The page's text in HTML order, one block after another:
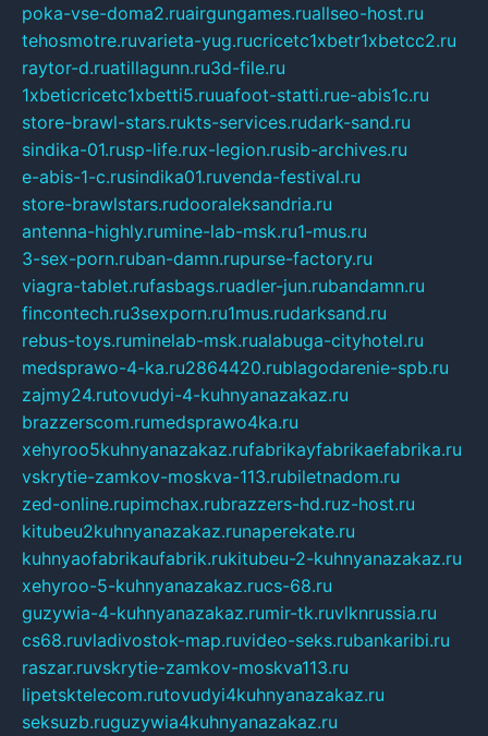
poka-vse-doma2.ruairgungames.ruallseo-host.ru
tehosmotre.ruvarieta-yug.rucricetc1xbetr1xbetcc2.ru
raytor-d.ruatillagunn.ru3d-file.ru
1xbeticricetc1xbetti5.ruuafoot-statti.rue-abis1c.ru
store-brawl-stars.rukts-services.rudark-sand.ru
sindika-01.rusp-life.rux-legion.rusib-archives.ru
e-abis-1-c.rusindika01.ruvenda-festival.ru
store-brawlstars.rudooraleksandria.ru
antenna-highly.rumine-lab-msk.ru1-mus.ru
3-sex-porn.ruban-damn.rupurse-factory.ru
viagra-tablet.rufasbags.ruadler-jun.rubandamn.ru
fincontech.ru3sexporn.ru1mus.rudarksand.ru
rebus-toys.ruminelab-msk.rualabuga-cityhotel.ru
medsprawo-4-ka.ru2864420.rublagodarenie-spb.ru
zajmy24.rutovudyi-4-kuhnyanazakaz.ru
brazzerscom.rumedsprawo4ka.ru
xehyroo5kuhnyanazakaz.rufabrikayfabrikaefabrika.ru
vskrytie-zamkov-moskva-113.rubiletnadom.ru
zed-online.rupimchax.rubrazzers-hd.ruz-host.ru
kitubeu2kuhnyanazakaz.runaperekate.ru
kuhnyaofabrikaufabrik.rukitubeu-2-kuhnyanazakaz.ru
xehyroo-5-kuhnyanazakaz.rucs-68.ru
guzywia-4-kuhnyanazakaz.rumir-tk.ruvlknrussia.ru
cs68.ruvladivostok-map.ruvideo-seks.rubankaribi.ru
raszar.ruvskrytie-zamkov-moskva113.ru
lipetsktelecom.rutovudyi4kuhnyanazakaz.ru
seksuzb.ruguzywia4kuhnyanazakaz.ru